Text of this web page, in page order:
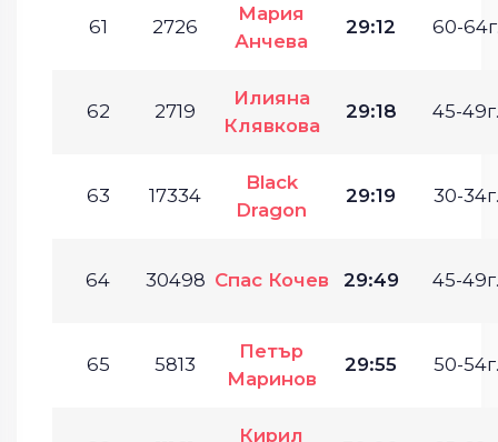
61 2726
Мария
Анчева
29:12 60-
62 2719
Илияна
Клявкова
29:18 45-49г.
63 17334
Black
Dragon
29:19 30-34г.
64 30498 Спас Кочев 29:49 45-49г.
65 5813
Петър
Маринов
29:55 50-54г.
Кирил